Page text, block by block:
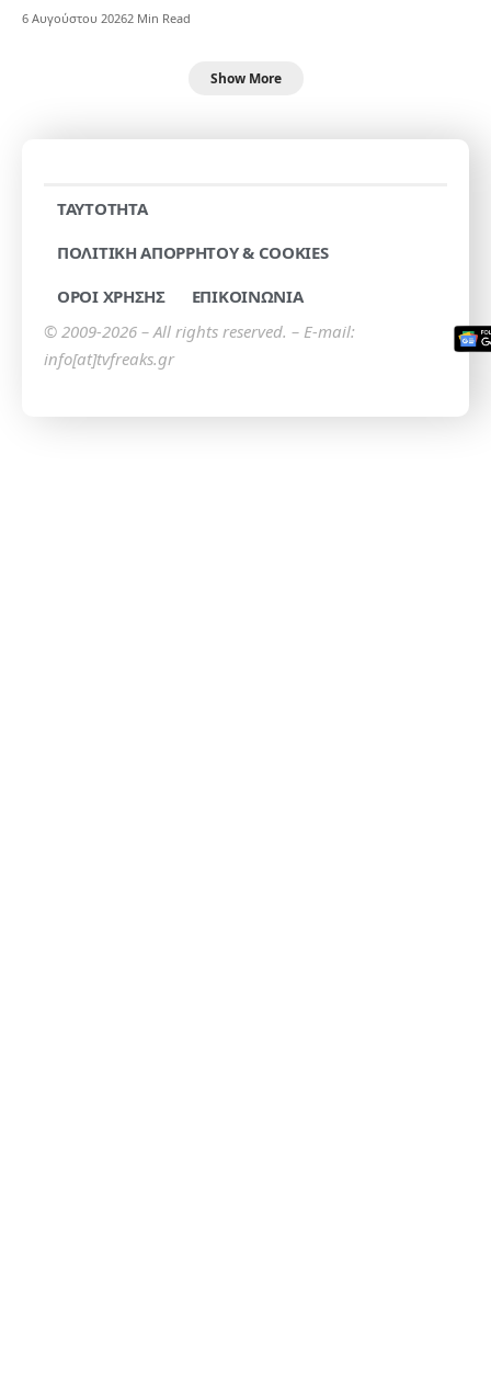
6 Αυγούστου 20262 Min Read
Show More
TAYTOTHTA
ΠΟΛΙΤΙΚΗ ΑΠΟΡΡΗΤΟΥ & COOKIES
ΟΡΟΙ ΧΡΗΣΗΣ
ΕΠΙΚΟΙΝΩΝΙΑ
© 2009-2026 – All rights reserved. – E-mail:
info[at]tvfreaks.gr